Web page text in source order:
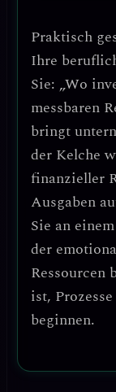
Praktisch
Ihre
Sie: „Wo
messbaren
bringt
der Kelche
finanzieller
Ausgaben
Sie an
der
Ressourcen
ist,
beginnen.